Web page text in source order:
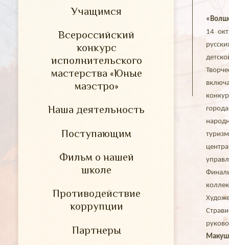
Учащимся
Всероссийский
конкурс
исполнительского
мастерства «Юные
маэстро»
Наша деятельность
Поступающим
Фильм о нашей
школе
Противодействие
коррупции
Партнеры
14